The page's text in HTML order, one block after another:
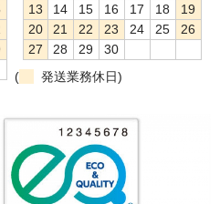
社、使えない会社
13
14 15 16 17 18
19
20
21 22 23 24 25
26
27
28 29
30
(
発送業務休日)